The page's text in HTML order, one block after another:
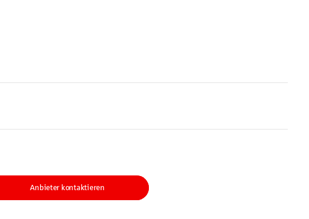
Anbieter kontaktieren